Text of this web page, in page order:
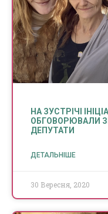
НА ЗУСТРІЧІ
ОБГОВОРЮВАЛИ
ДЕПУТАТИ
ДЕТАЛЬНІШЕ
30 Вересня, 2020